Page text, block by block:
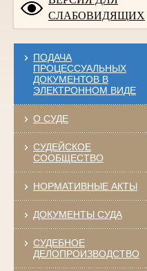
СЛАБОВИДЯЩИХ
ПОДАЧА
ПРОЦЕССУАЛЬНЫХ
ДОКУМЕНТОВ В
ЭЛЕКТРОННОМ ВИДЕ
О СУДЕ
СУДЕЙСКОЕ
СООБЩЕСТВО
НОРМАТИВНЫЕ АКТЫ
ДОКУМЕНТЫ СУДА
СУДЕБНОЕ
ДЕЛОПРОИЗВОДСТВО